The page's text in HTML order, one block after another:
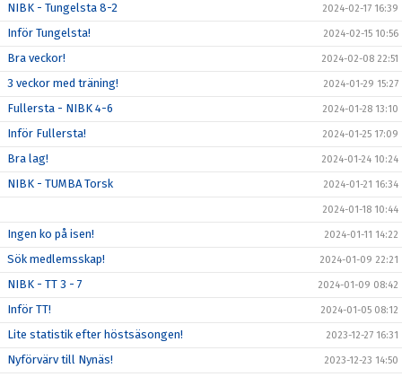
NIBK - Tungelsta 8-2 2024-02-17 16:39
Inför Tungelsta! 2024-02-15 10:56
Bra veckor! 2024-02-08 22:51
3 veckor med träning! 2024-01-29 15:27
Fullersta - NIBK 4-6 2024-01-28 13:10
Inför Fullersta! 2024-01-25 17:09
Bra lag! 2024-01-24 10:24
NIBK - TUMBA Torsk 2024-01-21 16:34
2024-01-18 10:44
Ingen ko på isen! 2024-01-11 14:22
Sök medlemsskap! 2024-01-09 22:21
NIBK - TT 3 - 7 2024-01-09 08:42
Inför TT! 2024-01-05 08:12
Lite statistik efter höstsäsongen! 2023-12-27 16:31
Nyförvärv till Nynäs! 2023-12-23 14:50